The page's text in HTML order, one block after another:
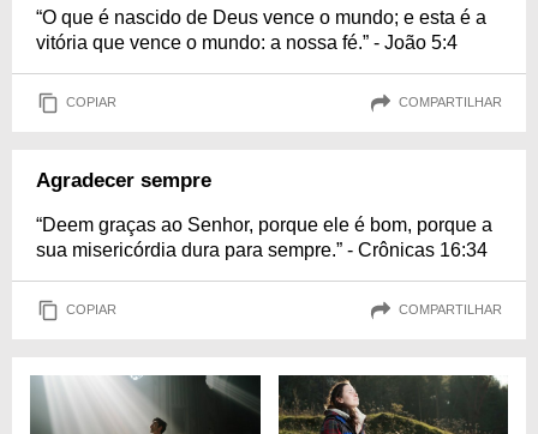
“O que é nascido de Deus vence o mundo; e esta é a
vitória que vence o mundo: a nossa fé.” - João 5:4
COPIAR COMPARTILHAR
Agradecer sempre
“Deem graças ao Senhor, porque ele é bom, porque a
sua misericórdia dura para sempre.” - Crônicas 16:34
COPIAR COMPARTILHAR